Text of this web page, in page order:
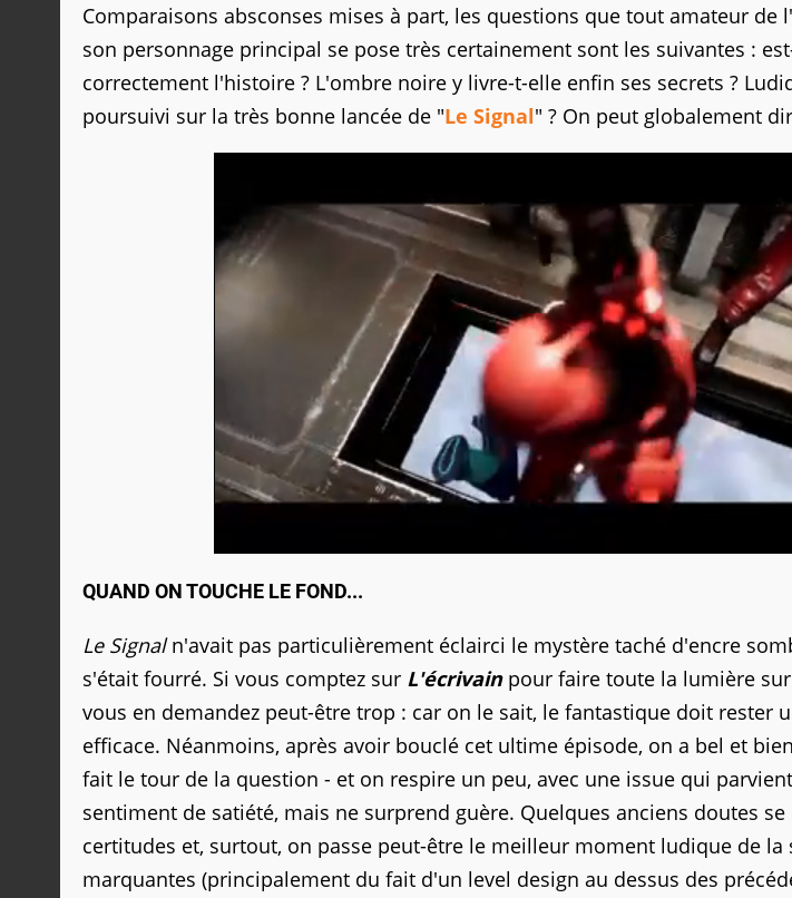
Comparaisons absconses mises à part, les questions que tout amateur de
son personnage principal se pose très certainement sont les suivantes :
correctement l'histoire ? L'ombre noire y livre-t-elle enfin ses secrets ?
poursuivi sur la très bonne lancée de "Le Signal" ? On peut globalement
QUAND ON TOUCHE LE FOND...
Le Signaln'avait pas particulièrement éclairci le mystère taché d'encre
s'était fourré. Si vous comptez sur L'écrivainpour faire toute la lumière
vous en demandez peut-être trop : car on le sait, le fantastique doit rester
efficace. Néanmoins, après avoir bouclé cet ultime épisode, on a bel et
fait le tour de la question - et on respire un peu, avec une issue qui
sentiment de satiété, mais ne surprend guère. Quelques anciens doutes
certitudes et, surtout, on passe peut-être le meilleur moment ludique de la
marquantes (principalement du fait d'un level design au dessus des